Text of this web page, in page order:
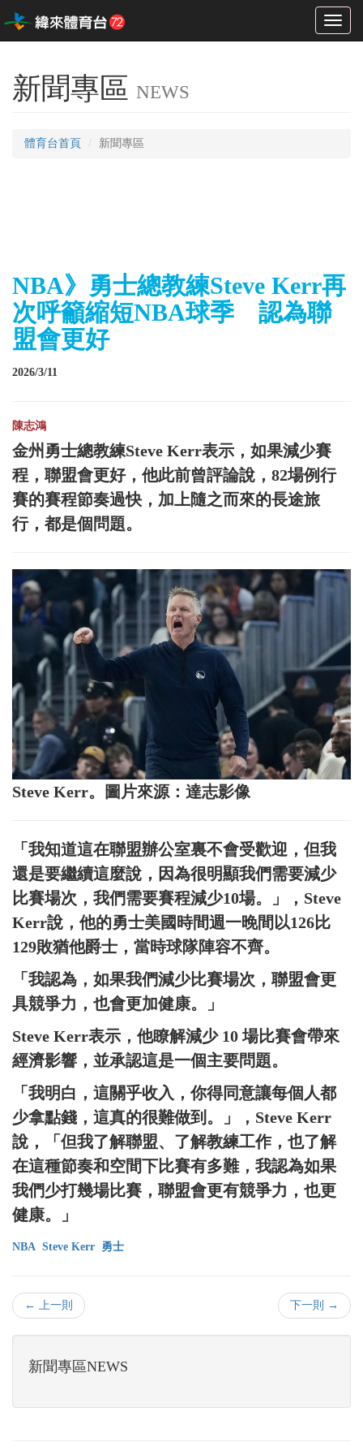
Toggle
新聞專區 NEWS
體育台首頁 新聞專區
NBA》勇士總教練Steve Kerr再
次呼籲縮短NBA球季 認為聯
盟會更好
2026/3/11
陳志鴻
金州勇士總教練Steve Kerr表示，如果減少賽
程，聯盟會更好，他此前曾評論說，82場例行
賽的賽程節奏過快，加上隨之而來的長途旅
行，都是個問題。
Steve Kerr。圖片來源：達志影像
「我知道這在聯盟辦公室裏不會受歡迎，但我
還是要繼續這麼說，因為很明顯我們需要減少
比賽場次，我們需要賽程減少10場。」，Steve
Kerr說，他的勇士美國時間週一晚間以126比
129敗猶他爵士，當時球隊陣容不齊。
「我認為，如果我們減少比賽場次，聯盟會更
具競爭力，也會更加健康。」
Steve Kerr表示，他瞭解減少 10 場比賽會帶來
經濟影響，並承認這是一個主要問題。
「我明白，這關乎收入，你得同意讓每個人都
少拿點錢，這真的很難做到。」，Steve Kerr
說，「但我了解聯盟、了解教練工作，也了解
在這種節奏和空間下比賽有多難，我認為如果
我們少打幾場比賽，聯盟會更有競爭力，也更
健康。」
NBA Steve Kerr 勇士
← 上一則 下一則 →
新聞專區NEWS